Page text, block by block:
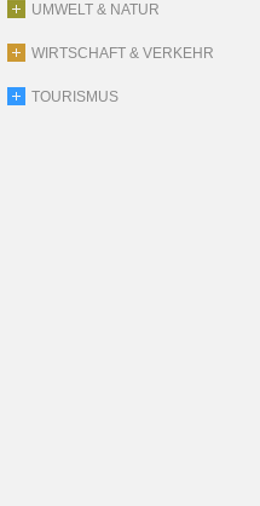
UMWELT & NATUR
WIRTSCHAFT & VERKEHR
TOURISMUS